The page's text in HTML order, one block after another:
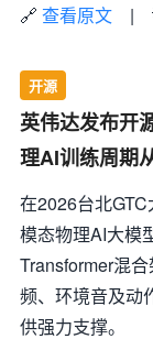
🔗 查看原文 |
开源
英伟达发布开
理AI训练周期
在2026台北
模态物理AI大模
Transformer混
频、环境音及动
供强力支撑。